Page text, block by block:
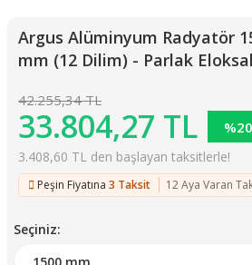
Argus Alüminyum Radyatör
mm (12 Dilim) - Parlak
42.255,34 TL
33.804,27 TL
3.408,60 TL den başlayan taksitlerle!
Peşin Fiyatına 3 Taksit 12 Aya Varan
Seçiniz: